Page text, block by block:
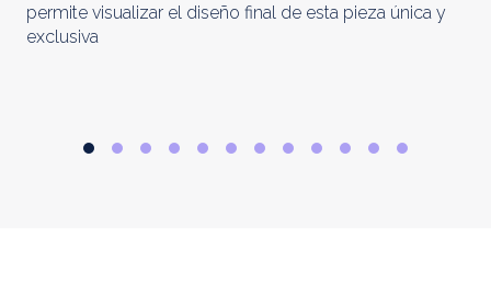
permite visualizar el diseño final de esta pieza única y
exclusiva